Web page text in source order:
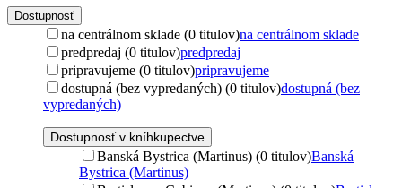
Dostupnosť
na centrálnom sklade (0 titulov)na centrálnom sklade
predpredaj (0 titulov)predpredaj
pripravujeme (0 titulov)pripravujeme
dostupná (bez vypredaných) (0 titulov)dostupná (bez
vypredaných)
Dostupnosť v kníhkupectve
Banská Bystrica (Martinus) (0 titulov)Banská
Bystrica (Martinus)